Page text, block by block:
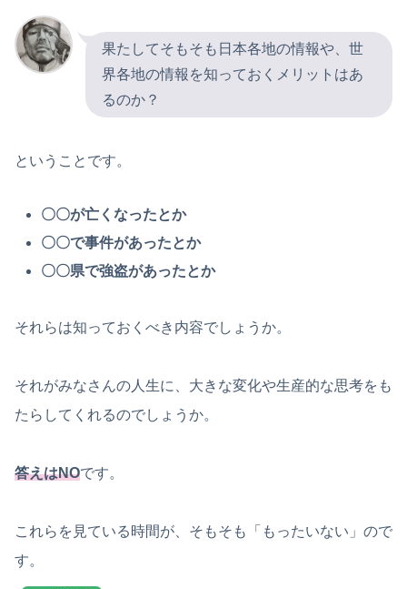
果たしてそもそも日本各地の情報や、世
界各地の情報を知っておくメリットはあ
るのか？
ということです。
〇〇が亡くなったとか
〇〇で事件があったとか
〇〇県で強盗があったとか
それらは知っておくべき内容でしょうか。
それがみなさんの人生に、大きな変化や生産的な思考をも
たらしてくれるのでしょうか。
答えはNOです。
これらを見ている時間が、そもそも「もったいない」ので
す。